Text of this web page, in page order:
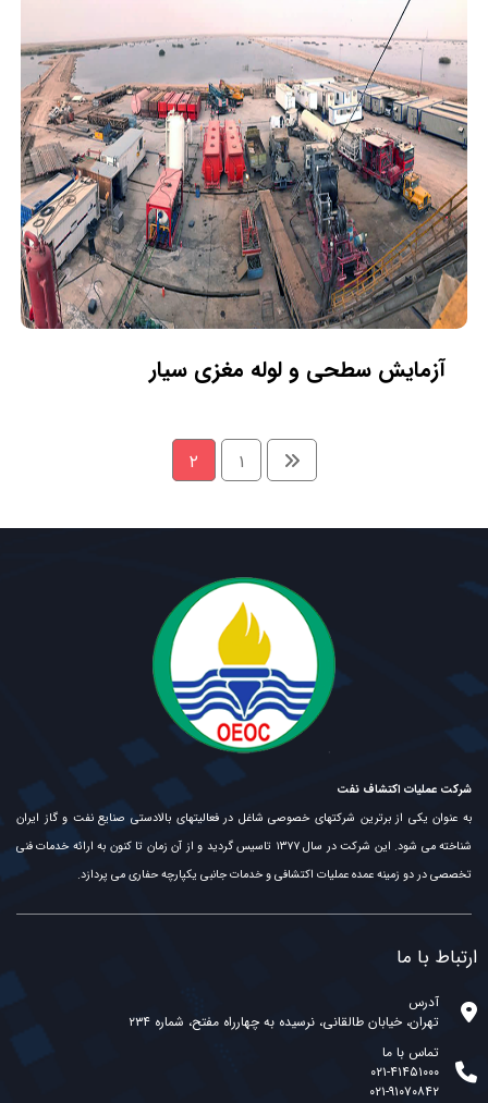
آزمایش سطحی و لوله مغزی سیار
۱ ۲
شرکت عملیات اکتشاف نفت
به عنوان یکی از برترین شرکتهای خصوصی شاغل در فعالیتهای بالادستی صنایع نفت و گاز ایران
شناخته می شود. این شرکت در سال ۱۳۷۷ تاسیس گردید و از آن زمان تا کنون به ارائه خدمات فنی
تخصصی در دو زمینه عمده عملیات اکتشافی و خدمات جانبی یکپارچه حفاری می پردازد.
ارتباط با ما
آدرس
تهران، خیابان طالقانی، نرسیده به چهارراه مفتح، شماره ۲۳۴
تماس با ما
۰۲۱-۴۱۴۵۱۰۰۰
۰۲۱-۹۱۰۷۰۸۴۲